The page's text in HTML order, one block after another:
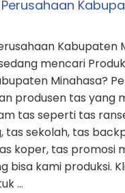
Kabupaten
mencari
Minahasa?
produsen tas yang
tas seperti tas
tas sekolah, tas
koper, tas promosi
bisa kami produksi.
…